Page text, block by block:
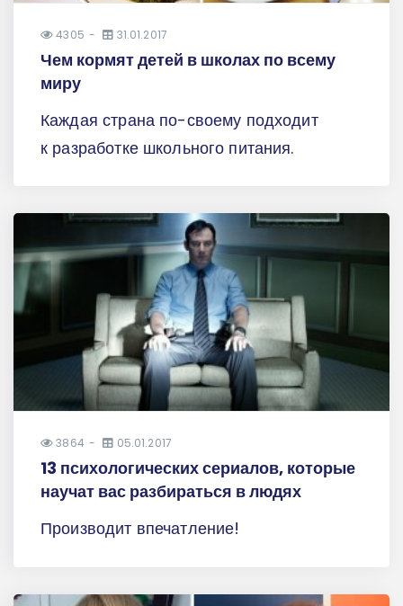
4305 31.01.2017
Чем кормят детей в школах по всему
миру
Каждая страна по-своему подходит
к разработке школьного питания.
3864 05.01.2017
13 психологических сериалов, которые
научат вас разбираться в людях
Производит впечатление!